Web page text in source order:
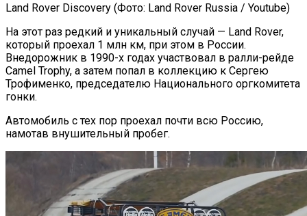
Land Rover Discovery (Фото: Land Rover Russia / Youtube)
На этот раз редкий и уникальный случай — Land Rover,
который проехал 1 млн км, при этом в России.
Внедорожник в 1990-х годах участвовал в ралли-рейде
Camel Trophy, а затем попал в коллекцию к Сергею
Трофименко, председателю Национального оргкомитета
гонки.
Автомобиль с тех пор проехал почти всю Россию,
намотав внушительный пробег.